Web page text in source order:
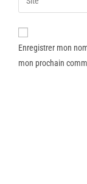
Enregistrer mon
mon prochain